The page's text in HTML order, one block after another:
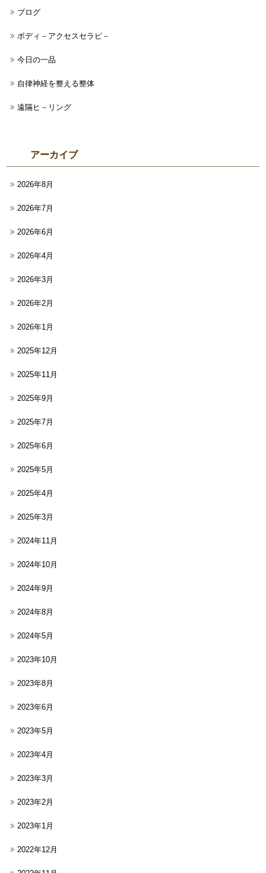
ブログ
ボディ－アクセスセラピ－
今日の一品
自律神経を整える整体
遠隔ヒ－リング
アーカイブ
2026年8月
2026年7月
2026年6月
2026年4月
2026年3月
2026年2月
2026年1月
2025年12月
2025年11月
2025年9月
2025年7月
2025年6月
2025年5月
2025年4月
2025年3月
2024年11月
2024年10月
2024年9月
2024年8月
2024年5月
2023年10月
2023年8月
2023年6月
2023年5月
2023年4月
2023年3月
2023年2月
2023年1月
2022年12月